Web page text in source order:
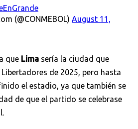
(@CONMEBOL) August 11,
que Lima sería la ciudad que
de 2025, pero hasta
el estadio, ya que también se
de que el partido se celebrase